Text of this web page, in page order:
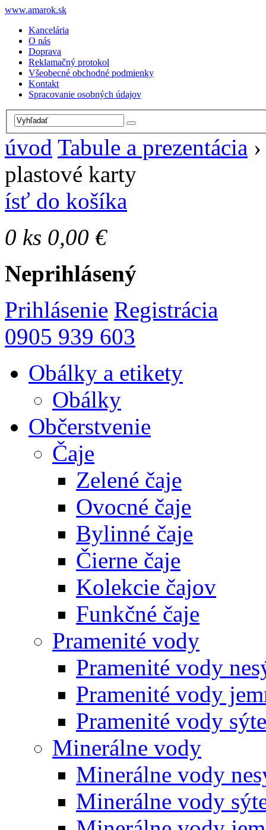
www.amarok.sk
Kancelária
O nás
Doprava
Reklamačný protokol
Všeobecné obchodné podmienky
Kontakt
Spracovanie osobných údajov
úvod Tabule a prezentácia
plastové karty
ísť do košíka
0 ks 0,00 €
Neprihlásený
Prihlásenie Registrácia
0905 939 603
Obálky a etikety
Obálky
Občerstvenie
Čaje
Zelené čaje
Ovocné čaje
Bylinné čaje
Čierne čaje
Kolekcie čajov
Funkčné čaje
Pramenité vody
Pramenité vody
Pramenité vody
Pramenité vody
Minerálne vody
Minerálne vody
Minerálne vody